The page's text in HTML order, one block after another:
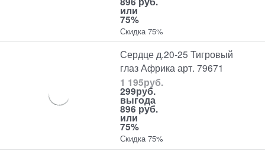
или
75%
Скидка 75%
Сердце д.20-25 Тигровый
глаз Африка арт. 79671
1 195руб.
299руб.
выгода
896 руб.
или
75%
Скидка 75%